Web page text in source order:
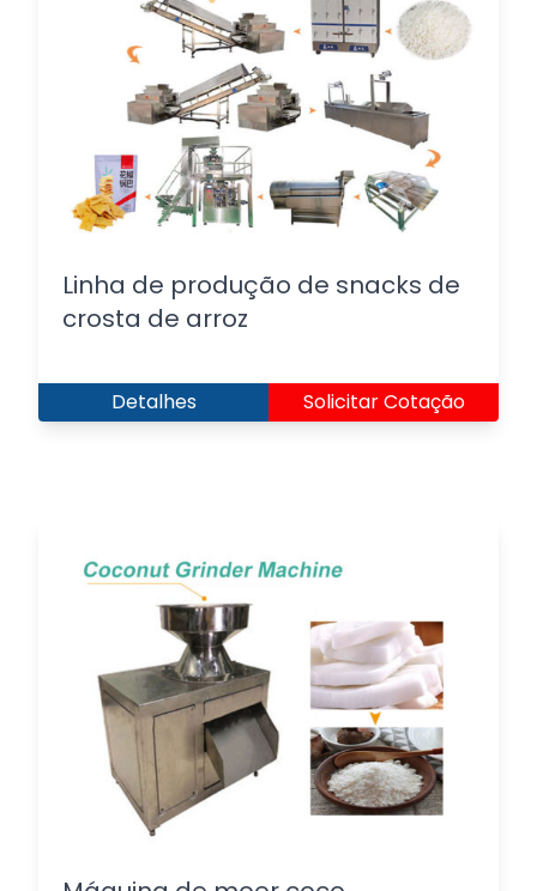
Linha de produção de snacks de
crosta de arroz
Detalhes Solicitar Cotação